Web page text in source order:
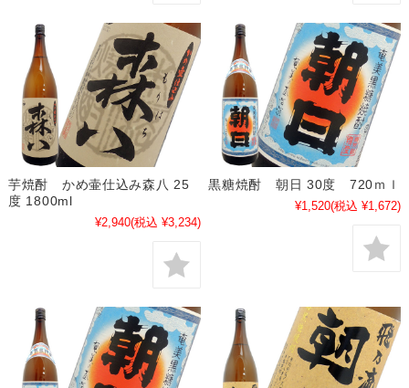
芋焼酎 かめ壷仕込み森八 25
度 1800ml
¥2,940(税込 ¥3,234)
黒糖焼酎 朝日 30度 720ｍｌ
¥1,520(税込 ¥1,672)